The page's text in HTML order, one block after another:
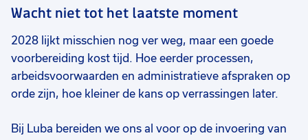
Wacht niet tot het laatste moment
2028 lijkt misschien nog ver weg, maar een goede
voorbereiding kost tijd. Hoe eerder processen,
arbeidsvoorwaarden en administratieve afspraken op
orde zijn, hoe kleiner de kans op verrassingen later.
Bij Luba bereiden we ons al voor op de invoering van